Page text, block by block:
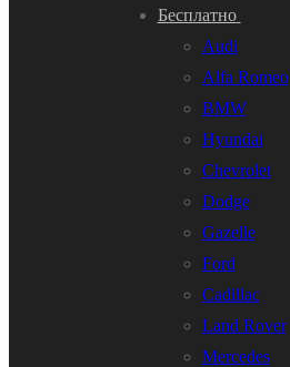
Бесплатно
Audi
Alfa Romeo
BMW
Hyundai
Chevrolet
Dodge
Gazelle
Ford
Cadillac
Land Rover
Mercedes